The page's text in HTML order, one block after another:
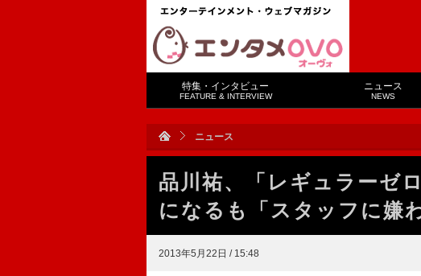
特集・インタビュー
FEATURE & INTERVIEW
ニュース
NEWS
ニュース
品川祐、「レギュラーゼ
になるも「スタッフに嫌
2013年5月22日 / 15:48